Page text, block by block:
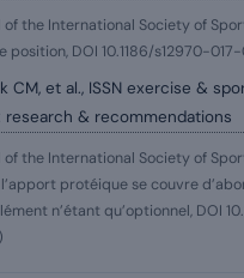
of the International Society of
position, DOI 10.1186/s12970-
CM, et al., ISSN exercise &
research & recommendations
of the International Society of
protéique se couvre
n’étant qu’optionnel, DOI